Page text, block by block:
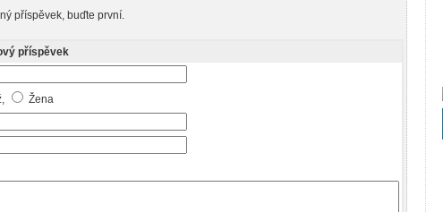
příspěvek, buďte první.
příspěvek
Žena